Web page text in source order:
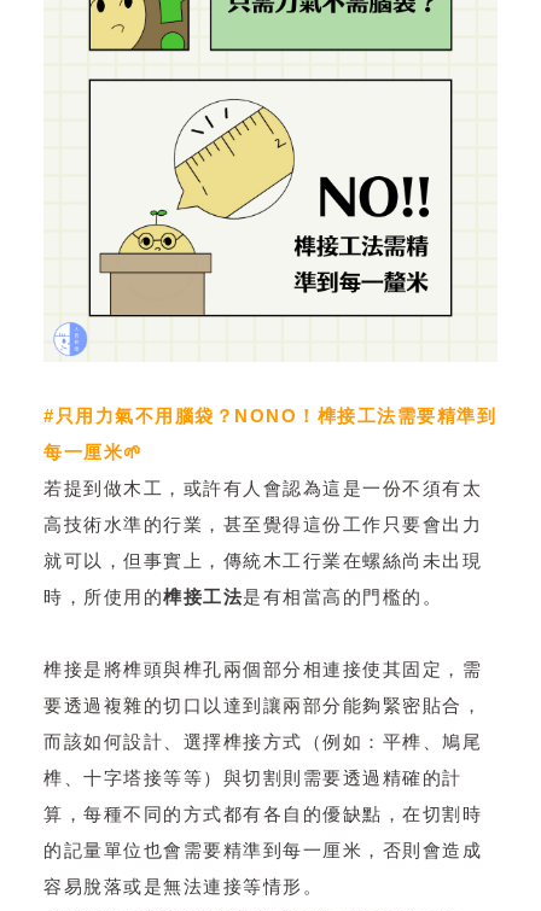
#只用力氣不用腦袋？NONO！榫接工法需要精準到
每一厘米🌱
若提到做木工，或許有人會認為這是一份不須有太
高技術水準的行業，甚至覺得這份工作只要會出力
就可以，但事實上，傳統木工行業在螺絲尚未出現
時，所使用的榫接工法是有相當高的門檻的。
榫接是將榫頭與榫孔兩個部分相連接使其固定，需
要透過複雜的切口以達到讓兩部分能夠緊密貼合，
而該如何設計、選擇榫接方式（例如：平榫、鳩尾
榫、十字塔接等等）與切割則需要透過精確的計
算，每種不同的方式都有各自的優缺點，在切割時
的記量單位也會需要精準到每一厘米，否則會造成
容易脫落或是無法連接等情形。